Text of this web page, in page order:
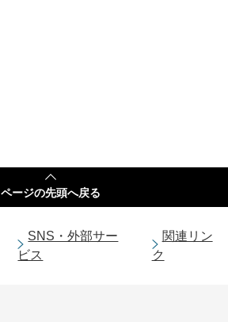
SNS・外部サー
ビス
関連リン
ク
ページの先頭へ戻る